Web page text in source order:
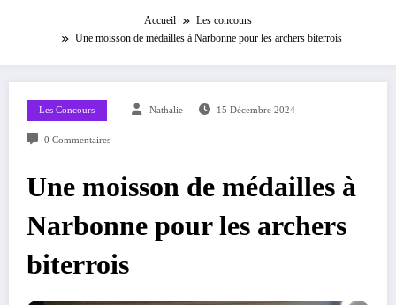
Accueil
Les concours
Une moisson de médailles à Narbonne pour les archers biterrois
Les Concours Nathalie 15 Décembre 2024
0 Commentaires
Une moisson de médailles à
Narbonne pour les archers
biterrois